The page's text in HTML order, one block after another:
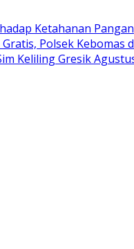
Ketahanan Pangan
Polsek Kebomas
Keliling Gresik